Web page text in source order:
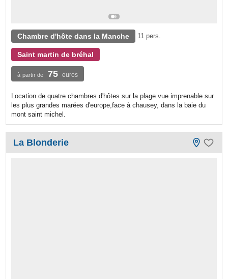
Chambre d'hôte dans la Manche 11 pers.
Saint martin de bréhal
à partir de 75 euros
Location de quatre chambres d'hôtes sur la plage.vue imprenable sur
les plus grandes marées d'europe,face à chausey, dans la baie du
mont saint michel.
La Blonderie